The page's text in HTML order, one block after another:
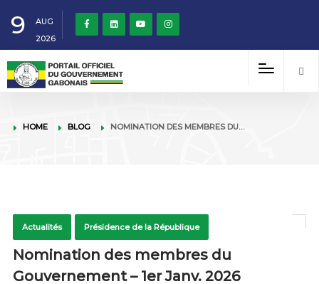
9
AUG
2026
HOME BLOG NOMINATION DES MEMBRES DU…
Actualités Présidence de la République
Nomination des membres du
Gouvernement – 1er Janv. 2026